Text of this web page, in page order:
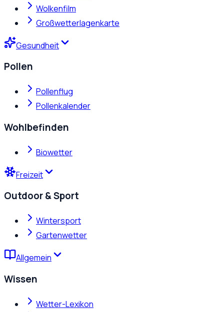
Wolkenfilm
Großwetterlagenkarte
Gesundheit
Pollen
Pollenflug
Pollenkalender
Wohlbefinden
Biowetter
Freizeit
Outdoor & Sport
Wintersport
Gartenwetter
Allgemein
Wissen
Wetter-Lexikon